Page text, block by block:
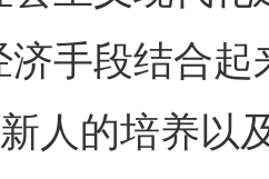
手段结合起
新人的培养